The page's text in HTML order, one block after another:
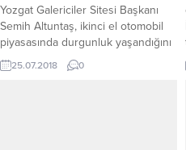
Yozgat Galericiler Sitesi Başkanı
Semih Altuntaş, ikinci el otomobil
piyasasında durgunluk yaşandığını
belirterek, sebebini ise ikinci el oto
fiyatlarında yüzde 20’ye yakın bir
25.07.2018 0